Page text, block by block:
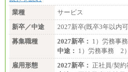
業種
サービス
新卒／中途
2027新卒(既卒3年以内
募集職種
2027新卒： 1）労務事
中途： 1）労務事務 2
雇用形態
2027新卒： 正社員/契約